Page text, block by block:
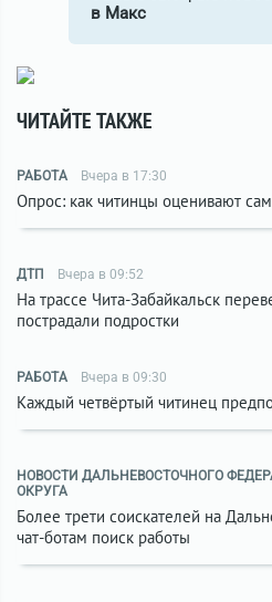
в Макс
ЧИТАЙТЕ ТАКЖЕ
РАБОТА Вчера в 17:30
Опрос: как читинцы оценивают
ДТП Вчера в 09:52
На трассе Чита-Забайкальск
пострадали подростки
РАБОТА Вчера в 09:30
Каждый четвёртый читинец
НОВОСТИ ДАЛЬНЕВОСТОЧНОГО
ОКРУГА
Более трети соискателей на
чат-ботам поиск работы